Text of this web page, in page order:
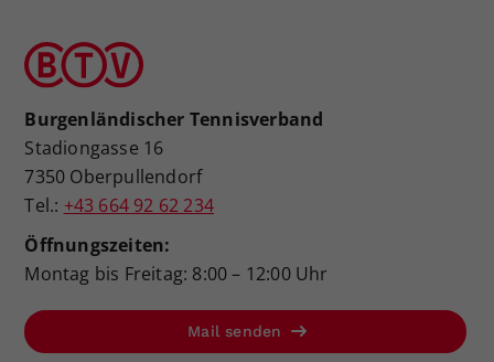
Burgenländischer Tennisverband
Stadiongasse 16
7350 Oberpullendorf
Tel.: +43 664 92 62 234
Öffnungszeiten:
Montag bis Freitag: 8:00 – 12:00 Uhr
Mail senden